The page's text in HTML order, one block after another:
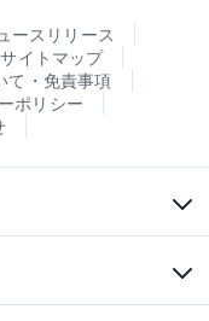
ースリリース
サイトマップ
て・免責事項
ポリシー